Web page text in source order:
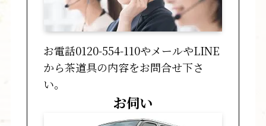
お電話0120-554-110やメールやLINE
から茶道具の内容をお問合せ下さ
い。
お伺い